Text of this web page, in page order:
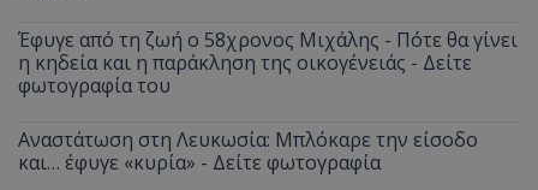
Έφυγε από τη ζωή ο 58χρονος Μιχάλης - Πότε θα γίνει
η κηδεία και η παράκληση της οικογένειάς - Δείτε
φωτογραφία του
Αναστάτωση στη Λευκωσία: Μπλόκαρε την είσοδο
και… έφυγε «κυρία» - Δείτε φωτογραφία